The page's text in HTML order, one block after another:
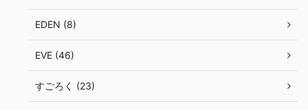
EDEN (8)
EVE (46)
すごろく (23)